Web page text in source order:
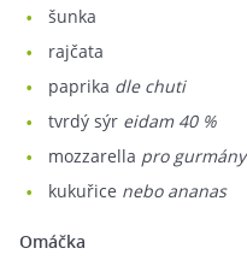
šunka
rajčata
paprika dle chuti
tvrdý sýr eidam 40 %
mozzarella pro gurmány
kukuřice nebo ananas
Omáčka